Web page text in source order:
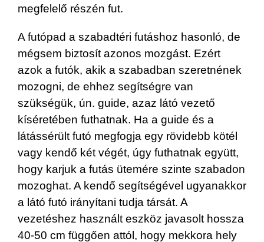
megfelelő részén fut.
A futópad a szabadtéri futáshoz hasonló, de
mégsem biztosít azonos mozgást. Ezért
azok a futók, akik a szabadban szeretnének
mozogni, de ehhez segítségre van
szükségük, ún. guide, azaz látó vezető
kíséretében futhatnak. Ha a guide és a
látássérült futó megfogja egy rövidebb kötél
vagy kendő két végét, úgy futhatnak együtt,
hogy karjuk a futás ütemére szinte szabadon
mozoghat. A kendő segítségével ugyanakkor
a látó futó irányítani tudja társát. A
vezetéshez használt eszköz javasolt hossza
40-50 cm függően attól, hogy mekkora hely